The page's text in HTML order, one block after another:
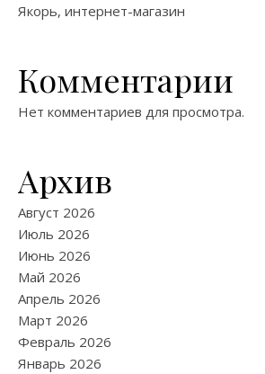
Якорь, интернет-магазин
Комментарии
Нет комментариев для просмотра.
Архив
Август 2026
Июль 2026
Июнь 2026
Май 2026
Апрель 2026
Март 2026
Февраль 2026
Январь 2026